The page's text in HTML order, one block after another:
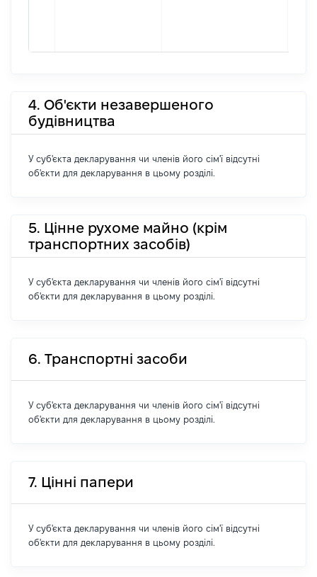
4. Об'єкти незавершеного
будівництва
У суб'єкта декларування чи членів його сім'ї відсутні
об'єкти для декларування в цьому розділі.
5. Цінне рухоме майно (крім
транспортних засобів)
У суб'єкта декларування чи членів його сім'ї відсутні
об'єкти для декларування в цьому розділі.
6. Транспортні засоби
У суб'єкта декларування чи членів його сім'ї відсутні
об'єкти для декларування в цьому розділі.
7. Цінні папери
У суб'єкта декларування чи членів його сім'ї відсутні
об'єкти для декларування в цьому розділі.